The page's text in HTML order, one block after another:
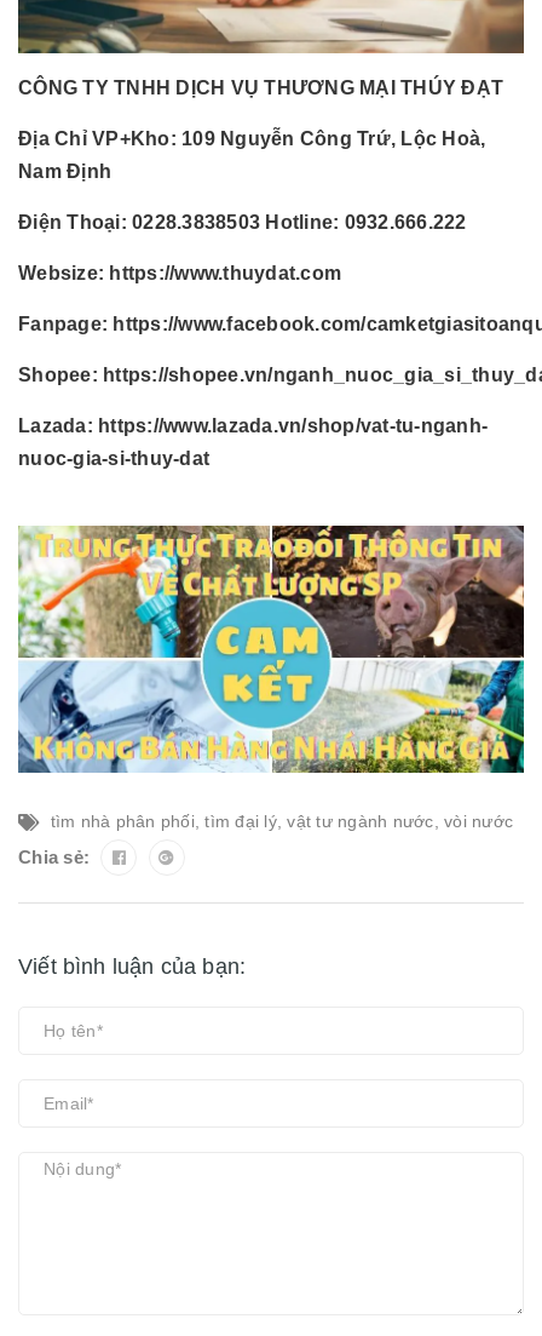
CÔNG TY TNHH DỊCH VỤ THƯƠNG MẠI THÚY ĐẠT
Địa Chỉ VP+Kho: 109 Nguyễn Công Trứ, Lộc Hoà,
Nam Định
Điện Thoại: 0228.3838503 Hotline: 0932.666.222
Websize: https://www.thuydat.com
Fanpage: https://www.facebook.com/
Shopee: https://shopee.vn/
Lazada: https://www.lazada.vn/shop/vat-tu-nganh-
nuoc-gia-si-thuy-dat
tìm nhà phân phối ,tìm đại lý,vật tư ngành nước vòi nước
Chia sẻ:
Viết bình luận của bạn: